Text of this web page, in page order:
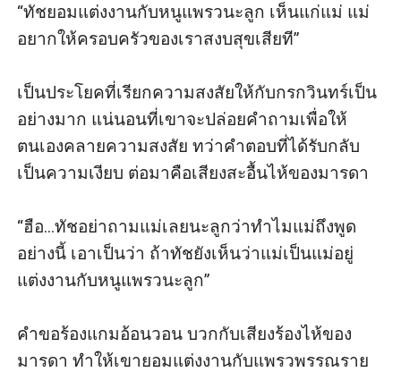
“ทัชยอมแต่งงานกับหนูแพรวนะลูก เห็นแก่แม่ แม่
อยากให้ครอบครัวของเราสงบสุขเสียที”
เป็นประโยคที่เรียกความสงสัยให้กับกรกวินทร์เป็น
อย่างมาก แน่นอนที่เขาจะปล่อยคำถามเพื่อให้
ตนเองคลายความสงสัย ทว่าคำตอบที่ได้รับกลับ
เป็นความเงียบ ต่อมาคือเสียงสะอื้นไห้ของมารดา
“ฮือ...ทัชอย่าถามแม่เลยนะลูกว่าทำไมแม่ถึงพูด
อย่างนี้ เอาเป็นว่า ถ้าทัชยังเห็นว่าแม่เป็นแม่อยู่
แต่งงานกับหนูแพรวนะลูก”
คำขอร้องแกมอ้อนวอน บวกกับเสียงร้องไห้ของ
มารดา ทำให้เขายอมแต่งงานกับแพรวพรรณราย